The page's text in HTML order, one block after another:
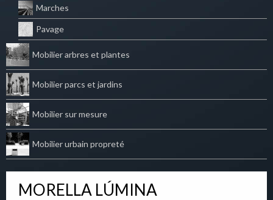
Marches
Pavage
Mobilier arbres et plantes
Mobilier parcs et jardins
Mobilier sur mesure
Mobilier urbain propreté
MORELLA LÚMINA